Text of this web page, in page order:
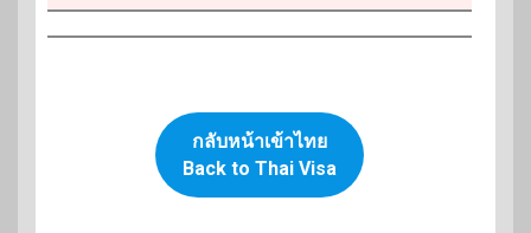
กลับหน้าเข้าไทย
Back to Thai Visa